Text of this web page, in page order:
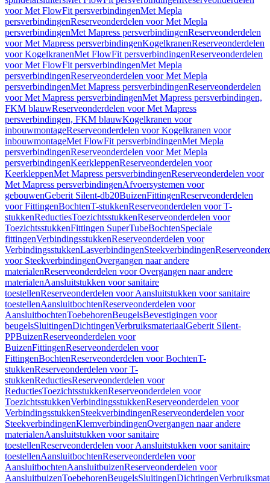
voor Met FlowFit persverbindingenMet Mepla
persverbindingenReserveonderdelen voor Met Mepla
persverbindingenMet Mapress persverbindingenReserveonderdelen
voor Met Mapress persverbindingenKogelkranenReserveonderdelen
voor KogelkranenMet FlowFit persverbindingenReserveonderdelen
voor Met FlowFit persverbindingenMet Mepla
persverbindingenReserveonderdelen voor Met Mepla
persverbindingenMet Mapress persverbindingenReserveonderdelen
voor Met Mapress persverbindingenMet Mapress persverbindingen,
FKM blauwReserveonderdelen voor Met Mapress
persverbindingen, FKM blauwKogelkranen voor
inbouwmontageReserveonderdelen voor Kogelkranen voor
inbouwmontageMet FlowFit persverbindingenMet Mepla
persverbindingenReserveonderdelen voor Met Mepla
persverbindingenKeerkleppenReserveonderdelen voor
KeerkleppenMet Mapress persverbindingenReserveonderdelen voor
Met Mapress persverbindingenAfvoersystemen voor
gebouwenGeberit Silent-db20BuizenFittingenReserveonderdelen
voor FittingenBochtenT-stukkenReserveonderdelen voor T-
stukkenReductiesToezichtsstukkenReserveonderdelen voor
ToezichtsstukkenFittingen SuperTubeBochtenSpeciale
fittingenVerbindingsstukkenReserveonderdelen voor
VerbindingsstukkenLasverbindingenSteekverbindingen
voor SteekverbindingenOvergangen naar andere
materialenReserveonderdelen voor Overgangen naar andere
materialenAansluitstukken voor sanitaire
toestellenReserveonderdelen voor Aansluitstukken voor sanitaire
toestellenAansluitbochtenReserveonderdelen voor
AansluitbochtenToebehorenBeugelsBevestigingen voor
beugelsSluitingenDichtingenVerbruiksmateriaalGeberit Silent-
PPBuizenReserveonderdelen voor
BuizenFittingenReserveonderdelen voor
FittingenBochtenReserveonderdelen voor BochtenT-
stukkenReserveonderdelen voor T-
stukkenReductiesReserveonderdelen voor
ReductiesToezichtsstukkenReserveonderdelen voor
ToezichtsstukkenVerbindingsstukkenReserveonderdelen voor
VerbindingsstukkenSteekverbindingenReserveonderdelen voor
SteekverbindingenKlemverbindingenOvergangen naar andere
materialenAansluitstukken voor sanitaire
toestellenReserveonderdelen voor Aansluitstukken voor sanitaire
toestellenAansluitbochtenReserveonderdelen voor
AansluitbochtenAansluitbuizenReserveonderdelen voor
AansluitbuizenToebehorenBeugelsSluitingenDichtingen